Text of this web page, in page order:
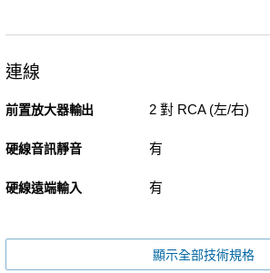
連線
前置放大器輸出 2 對 RCA (左/右)
硬線音訊靜音 有
硬線遠端輸入 有
顯示全部技術規格